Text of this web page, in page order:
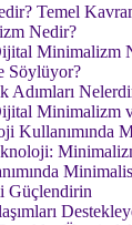
Temel
Nedir?
Minimalizm
Söylüyor?
Adımları
Minimalizm
Kullanımında
Güçlendirin